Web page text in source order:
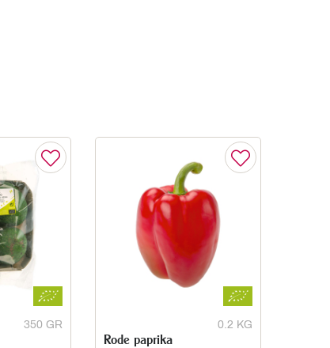
350 GR 0.2 KG
Rode paprika